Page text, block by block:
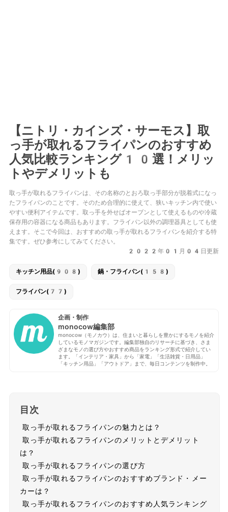
【ニトリ・カインズ・サーモス】取
っ手が取れるフライパンのおすすめ
人気比較ランキング10選！メリッ
トやデメリットも
取っ手が取れるフライパンは、その名称のとおろ取っ手部分が脱着式になっ
たフライパンのことです。そのため合理的に使えて、狭いキッチン内で使い
やすい便利アイテムです。取っ手を外せばオーブンとして使えるものや冷蔵
保存用の容器になる商品もあります。フライパン以外の調理器具としても使
えます。そこで今回は、おすすめの取っ手が取れるフライパンを紹介する特
集です。ぜひ参考にしてみてください。
2022年01月04日更新
キッチン用品(908) 鍋・フライパン(158)
フライパン(77)
企画・制作
monocow編集部
monocow（モノカウ）は、住まいと暮らしを豊かにするモノを紹介
しているモノマガジンです。編集部独自のリサーチに基づき、さま
ざまなモノの選び方やおすすめ商品をランキング形式で紹介してい
ます。「インテリア・家具」から「家電」「生活雑貨・日用品」
「キッチン用品」「アウトドア」まで、毎日コンテンツを制作中。
目次
取っ手が取れるフライパンの魅力とは？
取っ手が取れるフライパンのメリットとデメリット
は？
取っ手が取れるフライパンの選び方
取っ手が取れるフライパンのおすすめブランド・メー
カーは？
取っ手が取れるフライパンのおすすめ人気ランキング